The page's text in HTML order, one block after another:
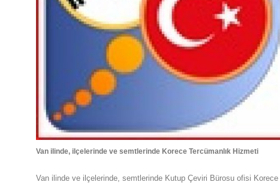
Van ilinde, ilçelerinde ve semtlerinde Korece Tercümanlık Hizmeti
Van ilinde ve ilçelerinde, semtlerinde Kutup Çeviri Bürosu ofisi Korece